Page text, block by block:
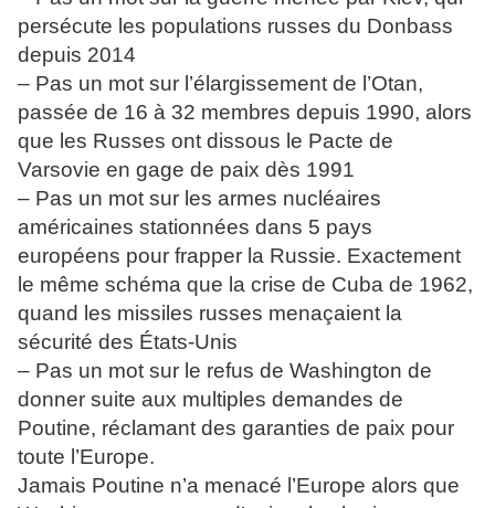
persécute les populations russes du Donbass
depuis 2014
– Pas un mot sur l’élargissement de l’Otan,
passée de 16 à 32 membres depuis 1990, alors
que les Russes ont dissous le Pacte de
Varsovie en gage de paix dès 1991
– Pas un mot sur les armes nucléaires
américaines stationnées dans 5 pays
européens pour frapper la Russie. Exactement
le même schéma que la crise de Cuba de 1962,
quand les missiles russes menaçaient la
sécurité des États-Unis
– Pas un mot sur le refus de Washington de
donner suite aux multiples demandes de
Poutine, réclamant des garanties de paix pour
toute l’Europe.
Jamais Poutine n’a menacé l’Europe alors que